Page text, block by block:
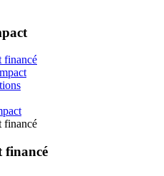
financé
financé
financé